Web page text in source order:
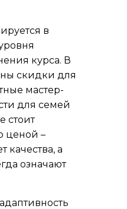
в
курса. В
скидки для
мастер-
для семей
стоит
ценой –
качества, а
означают